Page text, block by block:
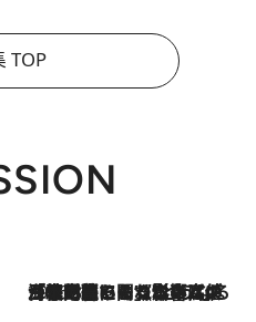
TOP
2026.8.3
「住宅建てられない…」「サーチャージ料の高値が続いている」ホルムズ海峡封鎖による影響はいつまで続く？《エネルギー専門家に聞く“どうなる日本の暮らし”》